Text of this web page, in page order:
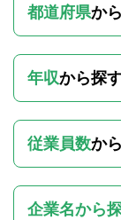
都道府県か
年収から探
従業員数か
企業名から